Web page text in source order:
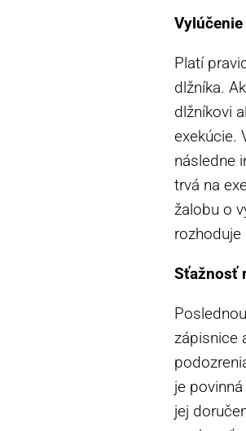
Platí
dlžníka.
dlžníkovi
exekúcie.
následne
trvá na
žalobu o
Sťažnosť
zápisnice
je
jej